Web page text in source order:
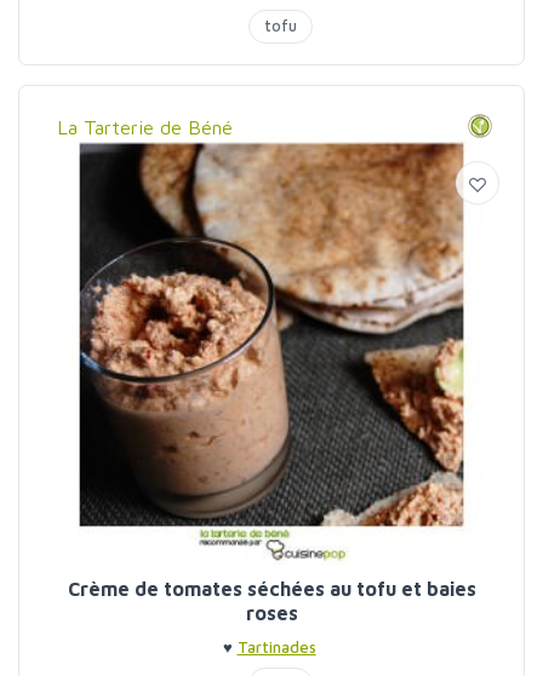
tofu
La Tarterie de Béné
Crème de tomates séchées au tofu et baies
roses
♥ Tartinades